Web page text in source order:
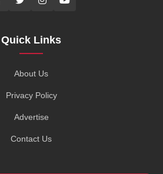
Quick Links
About Us
Privacy Policy
Advertise
Contact Us